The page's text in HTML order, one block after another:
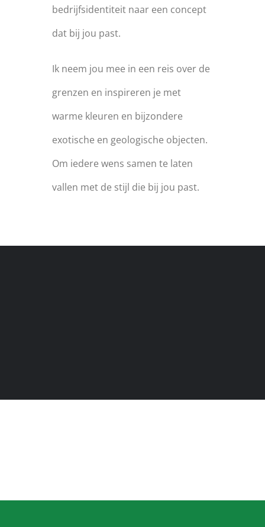
bedrijfsidentiteit naar een concept
dat bij jou past.
Ik neem jou mee in een reis over de
grenzen en inspireren je met
warme kleuren en bijzondere
exotische en geologische objecten.
Om iedere wens samen te laten
vallen met de stijl die bij jou past.